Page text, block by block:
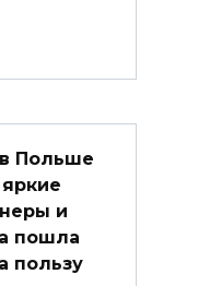
Польше
и
пошла
пользу